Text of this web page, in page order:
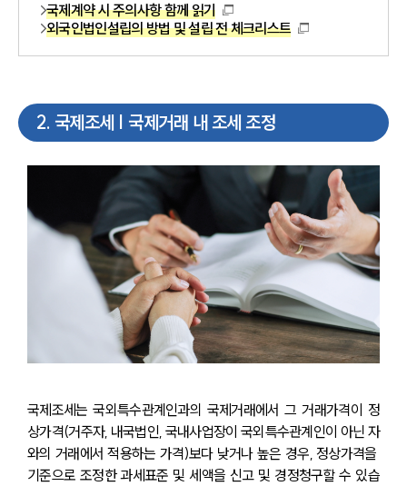
국제계약 시 주의사항 함께 읽기
외국인법인설립의 방법 및 설립 전 체크리스트
2. 국제조세 | 국제거래 내 조세 조정
국제조세는 국외특수관계인과의 국제거래에서 그 거래가격이 정
상가격(거주자, 내국법인, 국내사업장이 국외특수관계인이 아닌 자
와의 거래에서 적용하는 가격)보다 낮거나 높은 경우, 정상가격을
기준으로 조정한 과세표준 및 세액을 신고 및 경정청구할 수 있습